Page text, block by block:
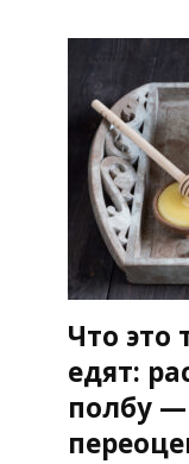
Что это
едят:
полбу